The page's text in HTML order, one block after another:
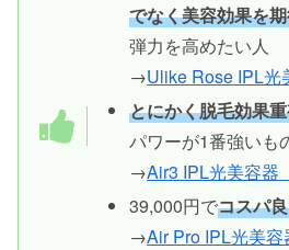
でなく美容効果を
弾力を高めたい人
→Ulike Rose IPL光
とにかく脱毛効果
パワーが1番強いも
→Air3 IPL光美容器
39,000円でコスパ
→Air Pro IPL光美